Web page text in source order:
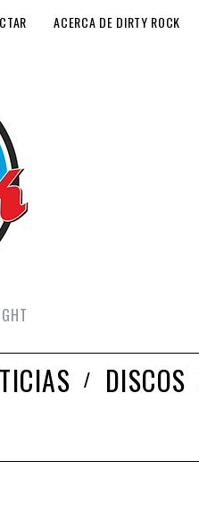
ACERCA DE DIRTY ROCK
DISCOS